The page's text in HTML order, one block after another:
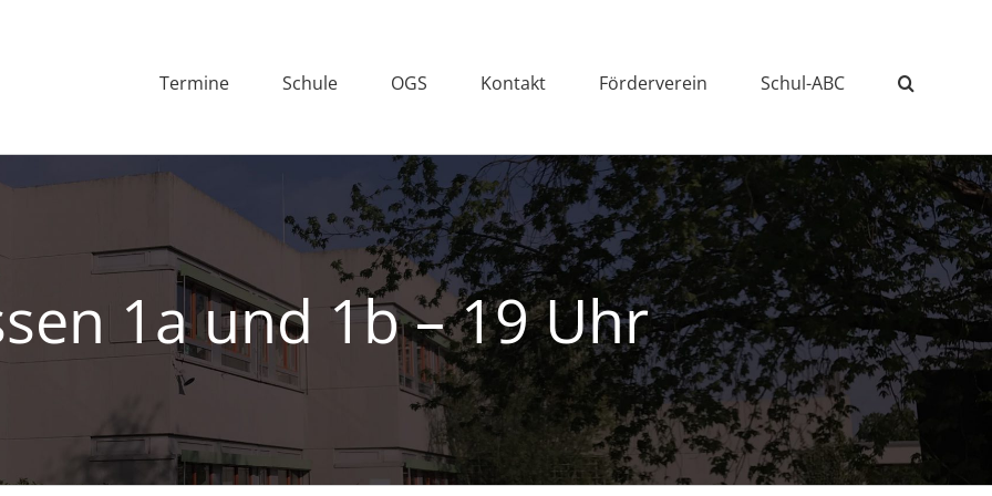
Termine Schule OGS Kontakt Förderverein Schul-ABC
1a und 1b – 19 Uhr